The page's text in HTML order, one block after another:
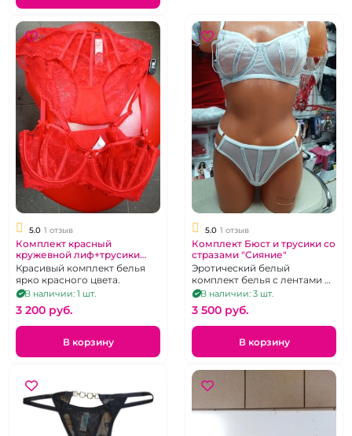
5.0 1 отзыв
Комплект красный
кружевной лиф+трусики
слипы
Красивый комплект белья
ярко красного цвета.
В наличии: 1 шт.
3 200 pуб.
В корзину
5.0 1 отзыв
Комплект Бюст и трусики со
стразами "Сияние"
Эротический белый
комплект белья с лентами из
страз, бюст+трусики. размер
85C
В наличии: 3 шт.
3 500 pуб.
В корзину